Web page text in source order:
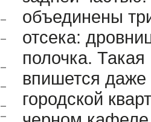
объединены
отсека:
полочка. Такая
впишется даже
городской